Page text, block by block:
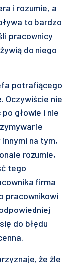
i rozumie, a
to bardzo
pracownicy
do niego
potrafiącego
Oczywiście nie
głowie i nie
na tym,
rozumie,
tego
firma
pracownikowi
do błędu
że źle